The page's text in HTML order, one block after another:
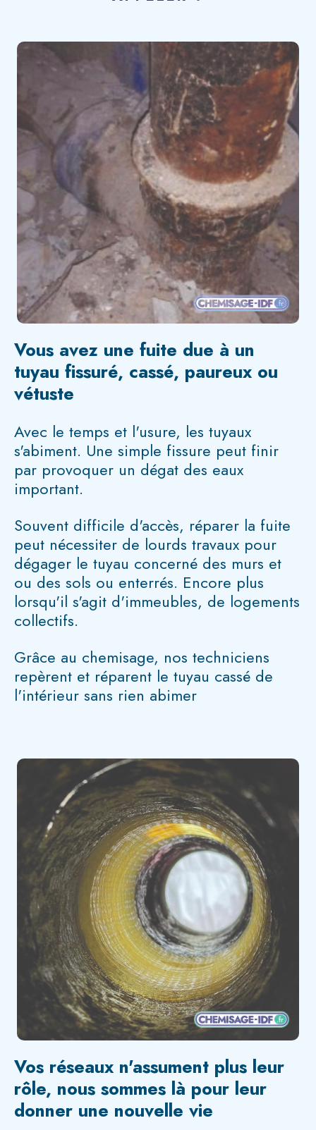
Vous avez une fuite due à un
tuyau fissuré, cassé, paureux ou
vétuste
Avec le temps et l'usure, les tuyaux
s'abiment. Une simple fissure peut finir
par provoquer un dégat des eaux
important.
Souvent difficile d'accès, réparer la fuite
peut nécessiter de lourds travaux pour
dégager le tuyau concerné des murs et
ou des sols ou enterrés. Encore plus
lorsqu'il s'agit d'immeubles, de logements
collectifs.
Grâce au chemisage, nos techniciens
repèrent et réparent le tuyau cassé de
l'intérieur sans rien abimer
Vos réseaux n'assument plus leur
rôle, nous sommes là pour leur
donner une nouvelle vie